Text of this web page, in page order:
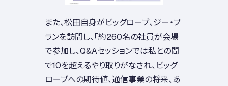
また、松田自身がビッグローブ、ジー・プ
ランを訪問し、「約260名の社員が会場
で参加し、Q&Aセッションでは私との間
で10を超えるやり取りがなされ、ビッグ
ローブへの期待値、通信事業の将来、あ